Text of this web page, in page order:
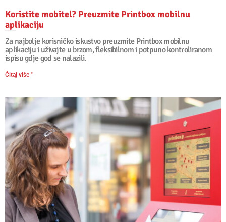
Koristite mobitel? Preuzmite Printbox mobilnu
aplikaciju
Za najbolje korisničko iskustvo preuzmite Printbox mobilnu
aplikaciju i uživajte u brzom, fleksibilnom i potpuno kontroliranom
ispisu gdje god se nalazili.
Čitaj više "